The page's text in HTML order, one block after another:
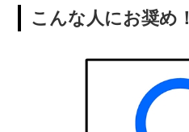
こんな人にお奨め！